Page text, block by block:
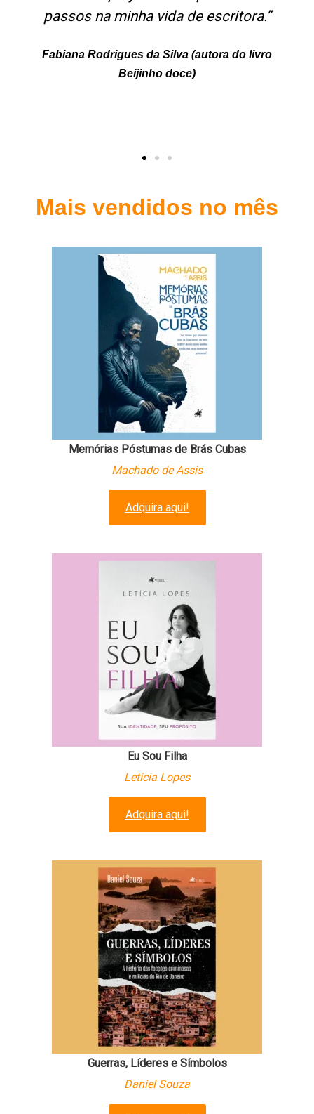
passos na minha vida de escritora.”
Fabiana Rodrigues da Silva (autora do livro
Beijinho doce)
Mais vendidos no mês
Adquira aqui!
Memórias Póstumas de Brás Cubas
Machado de Assis
Eu Sou Filha
Letícia Lopes
Adquira aqui!
Guerras, Líderes e Símbolos
Daniel Souza